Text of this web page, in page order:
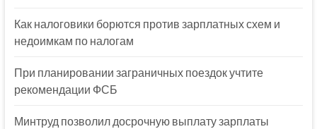
Как налоговики борются против зарплатных схем и
недоимкам по налогам
При планировании заграничных поездок учтите
рекомендации ФСБ
Минтруд позволил досрочную выплату зарплаты